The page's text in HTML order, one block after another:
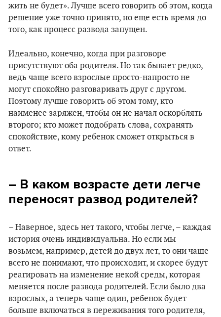
жить не будет». Лучше всего говорить об этом, когда
решение уже точно принято, но еще есть время до
того, как процесс развода запущен.
Идеально, конечно, когда при разговоре
присутствуют оба родителя. Но так бывает редко,
ведь чаще всего взрослые просто-напросто не
могут спокойно разговаривать друг с другом.
Поэтому лучше говорить об этом тому, кто
наименее заряжен, чтобы он не начал оскорблять
второго; кто может подобрать слова, сохранять
спокойствие, кому ребенок сможет открыться в
ответ.
– В каком возрасте дети легче
переносят развод родителей?
– Наверное, здесь нет такого, чтобы легче, – каждая
история очень индивидуальна. Но если мы
возьмем, например, детей до двух лет, то они чаще
всего не понимают, что происходит, и скорее будут
реагировать на изменение некой среды, которая
меняется после развода родителей. Если было два
взрослых, а теперь чаще один, ребенок будет
больше включаться в переживания того родителя,